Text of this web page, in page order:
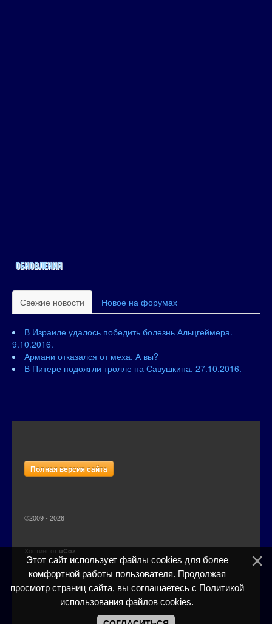
ОБНОВЛЕНИЯ
Свежие новости Новое на форумах
В Израиле удалось победить болезнь Альцгеймера.
9.10.2016.
Армани отказался от меха. А вы?
В Питере подожгли тролле на Савушкина. 27.10.2016.
Полная версия сайта
©2009 - 2026
Хостинг от uCoz
Этот сайт использует файлы cookies для более
комфортной работы пользователя. Продолжая
просмотр страниц сайта, вы соглашаетесь с Политикой
использования файлов cookies.